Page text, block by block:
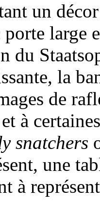
un
large
du
la
de
à
snatchers
une
à